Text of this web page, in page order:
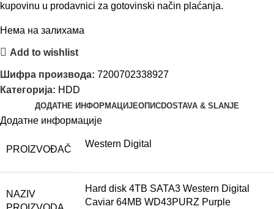
kupovinu u prodavnici za gotovinski način plaćanja.
Нема на залихама
Add to wishlist
Шифра производа: 7200702338927
Категорија: HDD
ДОДАТНЕ ИНФОРМАЦИЈЕОПИСDOSTAVA & SLANJE
Додатне информације
PROIZVOĐAČ
Western Digital
NAZIV
Hard disk 4TB SATA3 Western Digital
Caviar 64MB WD43PURZ Purple